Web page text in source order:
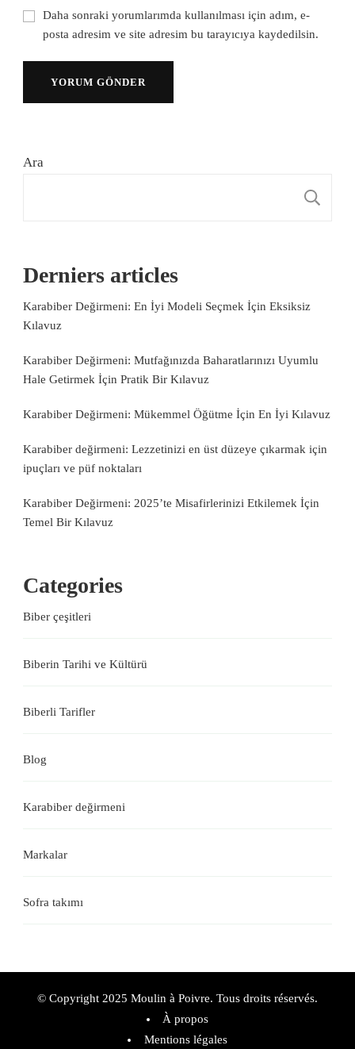
Daha sonraki yorumlarımda kullanılması için adım, e-
posta adresim ve site adresim bu tarayıcıya kaydedilsin.
Ara
Derniers articles
Karabiber Değirmeni: En İyi Modeli Seçmek İçin Eksiksiz
Kılavuz
Karabiber Değirmeni: Mutfağınızda Baharatlarınızı Uyumlu
Hale Getirmek İçin Pratik Bir Kılavuz
Karabiber Değirmeni: Mükemmel Öğütme İçin En İyi Kılavuz
Karabiber değirmeni: Lezzetinizi en üst düzeye çıkarmak için
ipuçları ve püf noktaları
Karabiber Değirmeni: 2025’te Misafirlerinizi Etkilemek İçin
Temel Bir Kılavuz
Categories
Biber çeşitleri
Biberin Tarihi ve Kültürü
Biberli Tarifler
Blog
Karabiber değirmeni
Markalar
Sofra takımı
© Copyright 2025 Moulin à Poivre. Tous droits réservés.
À propos
Mentions légales